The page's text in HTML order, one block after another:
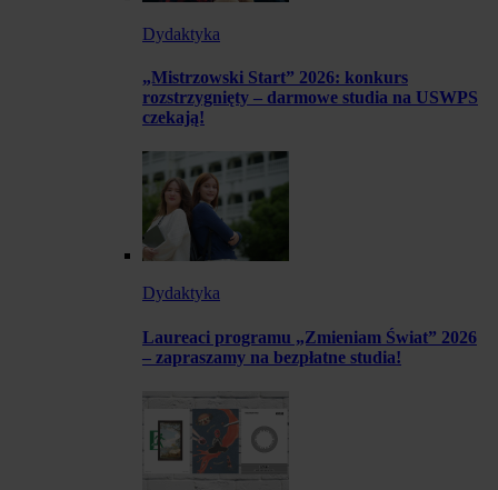
Dydaktyka
„Mistrzowski Start” 2026: konkurs
rozstrzygnięty – darmowe studia na USWPS
czekają!
Dydaktyka
Laureaci programu „Zmieniam Świat” 2026
– zapraszamy na bezpłatne studia!